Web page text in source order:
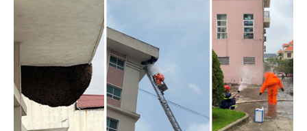
TƯ CÁCH
NGƯỜI CÔNG AN CÁCH MỆNH LÀ: